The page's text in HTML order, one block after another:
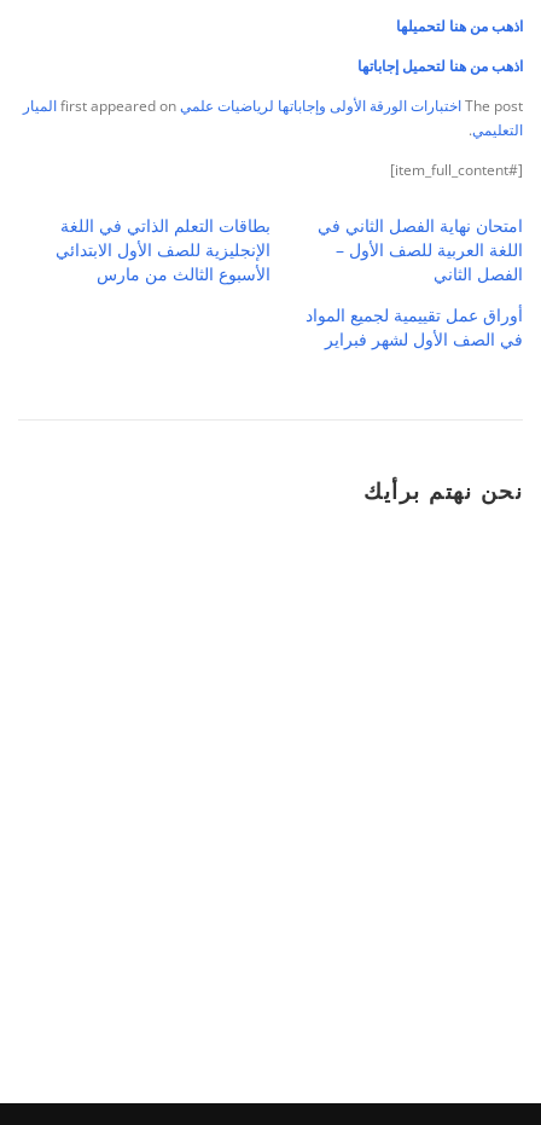
اذهب من هنا لتحميلها
اذهب من هنا لتحميل إجاباتها
The postاختبارات الورقة الأولى وإجاباتها لرياضيات علمي
الميار
التعليمي.
[#item_full_content]
امتحان نهاية الفصل الثاني في
اللغة العربية للصف الأول –
الفصل الثاني
بطاقات التعلم الذاتي في اللغة
الإنجليزية للصف الأول الابتدائي
الأسبوع الثالث من مارس
أوراق عمل تقييمية لجميع المواد
في الصف الأول لشهر فبراير
نحن نهتم برأيك